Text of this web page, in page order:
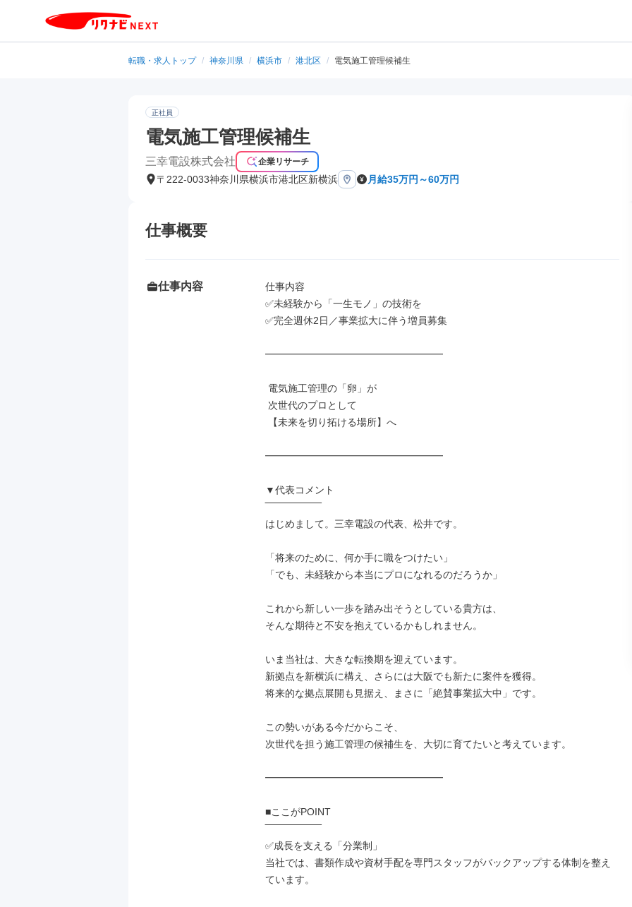
転職・求人トップ / 神奈川県 / 横浜市 / 港北区 / 電気施工管理候補生
正社員
電気施工管理候補生
三幸電設株式会社 企業リサーチ
〒222-0033神奈川県横浜市港北区新横浜 月給35万円～60万円
仕事概要
仕事内容
仕事内容
✅未経験から「一生モノ」の技術を
✅完全週休2日／事業拡大に伴う増員募集
━━━━━━━━━━━━━━━━━━
━━━━━━━━━━━━━━━━━━
▼代表コメント
‾‾‾‾‾‾‾‾‾‾‾‾‾‾‾‾
はじめまして。三幸電設の代表、松井です。
「将来のために、何か手に職をつけたい」
「でも、未経験から本当にプロになれるのだろうか」
これから新しい一歩を踏み出そうとしている貴方は、
そんな期待と不安を抱えているかもしれません。
いま当社は、大きな転換期を迎えています。
新拠点を新横浜に構え、さらには大阪でも新たに案件を獲得。
将来的な拠点展開も見据え、まさに「絶賛事業拡大中」です。
この勢いがある今だからこそ、
次世代を担う施工管理の候補生を、大切に育てたいと考えています。
━━━━━━━━━━━━━━━━━━
■ここがPOINT
‾‾‾‾‾‾‾‾‾‾‾‾‾‾‾‾
✅成長を支える「分業制」
当社では、書類作成や資材手配を専門スタッフがバックアップする体制を整え
ています。